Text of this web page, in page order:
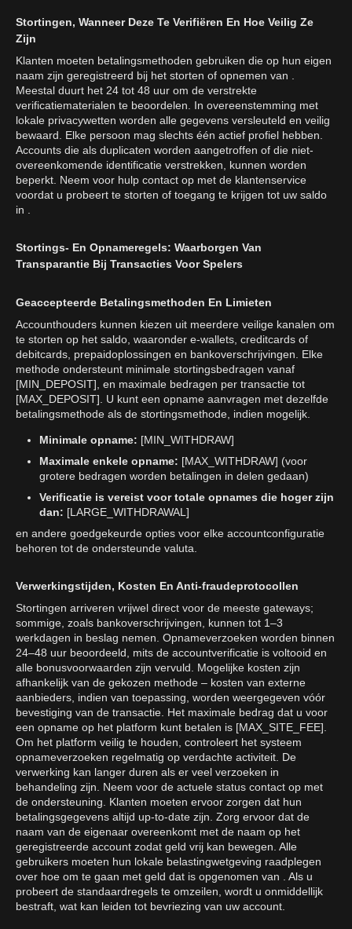
Stortingen, Wanneer Deze Te Verifiëren En Hoe Veilig Ze
Zijn
Klanten moeten betalingsmethoden gebruiken die op hun eigen
naam zijn geregistreerd bij het storten of opnemen van .
Meestal duurt het 24 tot 48 uur om de verstrekte
verificatiematerialen te beoordelen. In overeenstemming met
lokale privacywetten worden alle gegevens versleuteld en veilig
bewaard. Elke persoon mag slechts één actief profiel hebben.
Accounts die als duplicaten worden aangetroffen of die niet-
overeenkomende identificatie verstrekken, kunnen worden
beperkt. Neem voor hulp contact op met de klantenservice
voordat u probeert te storten of toegang te krijgen tot uw saldo
in .
Stortings- En Opnameregels: Waarborgen Van
Transparantie Bij Transacties Voor Spelers
Geaccepteerde Betalingsmethoden En Limieten
Accounthouders kunnen kiezen uit meerdere veilige kanalen om
te storten op het saldo, waaronder e-wallets, creditcards of
debitcards, prepaidoplossingen en bankoverschrijvingen. Elke
methode ondersteunt minimale stortingsbedragen vanaf
[MIN_DEPOSIT], en maximale bedragen per transactie tot
[MAX_DEPOSIT]. U kunt een opname aanvragen met dezelfde
betalingsmethode als de stortingsmethode, indien mogelijk.
Minimale opname: [MIN_WITHDRAW]
Maximale enkele opname: [MAX_WITHDRAW] (voor
grotere bedragen worden betalingen in delen gedaan)
Verificatie is vereist voor totale opnames die hoger zijn
dan: [LARGE_WITHDRAWAL]
en andere goedgekeurde opties voor elke accountconfiguratie
behoren tot de ondersteunde valuta.
Verwerkingstijden, Kosten En Anti-fraudeprotocollen
Stortingen arriveren vrijwel direct voor de meeste gateways;
sommige, zoals bankoverschrijvingen, kunnen tot 1–3
werkdagen in beslag nemen. Opnameverzoeken worden binnen
24–48 uur beoordeeld, mits de accountverificatie is voltooid en
alle bonusvoorwaarden zijn vervuld. Mogelijke kosten zijn
afhankelijk van de gekozen methode – kosten van externe
aanbieders, indien van toepassing, worden weergegeven vóór
bevestiging van de transactie. Het maximale bedrag dat u voor
een opname op het platform kunt betalen is [MAX_SITE_FEE].
Om het platform veilig te houden, controleert het systeem
opnameverzoeken regelmatig op verdachte activiteit. De
verwerking kan langer duren als er veel verzoeken in
behandeling zijn. Neem voor de actuele status contact op met
de ondersteuning. Klanten moeten ervoor zorgen dat hun
betalingsgegevens altijd up-to-date zijn. Zorg ervoor dat de
naam van de eigenaar overeenkomt met de naam op het
geregistreerde account zodat geld vrij kan bewegen. Alle
gebruikers moeten hun lokale belastingwetgeving raadplegen
over hoe om te gaan met geld dat is opgenomen van . Als u
probeert de standaardregels te omzeilen, wordt u onmiddellijk
bestraft, wat kan leiden tot bevriezing van uw account.